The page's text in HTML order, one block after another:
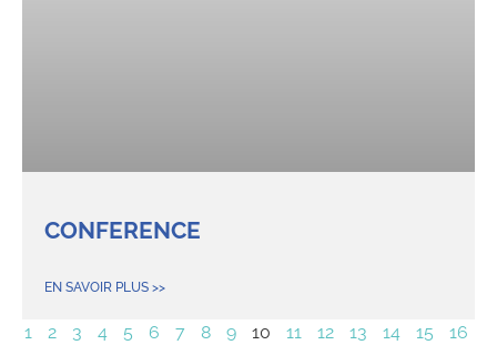
CONFERENCE
EN SAVOIR PLUS >>
1 2 3 4 5 6 7 8 9 10 11 12 13 14 15
16